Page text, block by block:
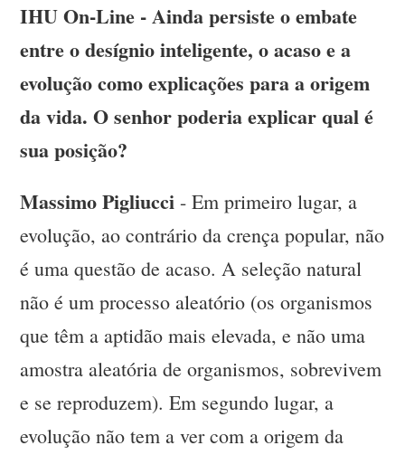
IHU On-Line - Ainda persiste o embate
entre o desígnio inteligente, o acaso e a
evolução como explicações para a origem
da vida. O senhor poderia explicar qual é
sua posição?
Massimo Pigliucci - Em primeiro lugar, a
evolução, ao contrário da crença popular, não
é uma questão de acaso. A seleção natural
não é um processo aleatório (os organismos
que têm a aptidão mais elevada, e não uma
amostra aleatória de organismos, sobrevivem
e se reproduzem). Em segundo lugar, a
evolução não tem a ver com a origem da